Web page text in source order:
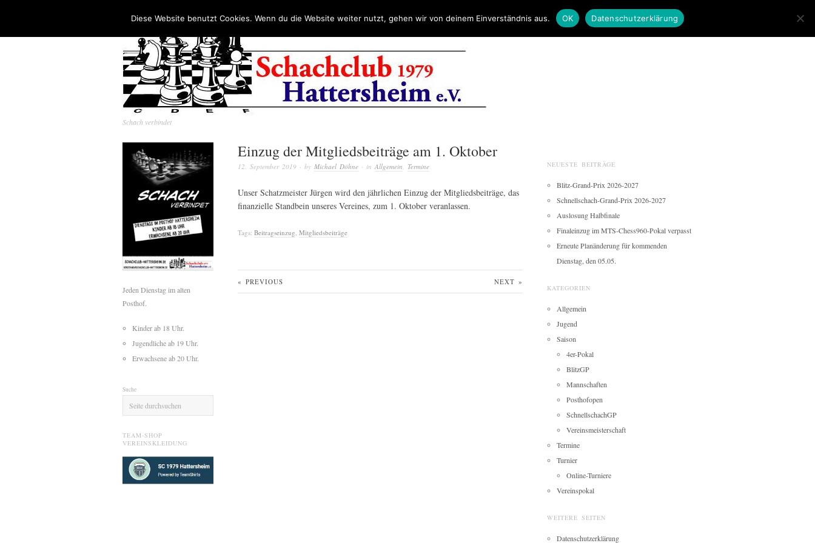
Schach verbindet
Einzug der Mitgliedsbeiträge am 1. Oktober
12. September 2019 · by Michael Döhne · in Allgemein, Termine
Unser Schatzmeister Jürgen wird den jährlichen Einzug der Mitgliedsbeiträge, das
finanzielle Standbein unseres Vereines, zum 1. Oktober veranlassen.
Tags: Beitragseinzug, Mitgliedsbeiträge
« PREVIOUS NEXT »
Jeden Dienstag im alten
Posthof.
Kinder ab 18 Uhr.
Jugendliche ab 19 Uhr.
Erwachsene ab 20 Uhr.
Suche
TEAM-SHOP
VEREINSKLEIDUNG
NEUESTE BEITRÄGE
Blitz-Grand-Prix 2026-2027
Schnellschach-Grand-Prix 2026-2027
Auslosung Halbfinale
Finaleinzug im MTS-Chess960-Pokal verpasst
Erneute Planänderung für kommenden
Dienstag, den 05.05.
KATEGORIEN
Allgemein
Jugend
Saison
4er-Pokal
BlitzGP
Mannschaften
Posthofopen
SchnellschachGP
Vereinsmeisterschaft
Termine
Turnier
Online-Turniere
Vereinspokal
WEITERE SEITEN
Datenschutzerklärung
Diese Website benutzt Cookies. Wenn du die Website weiter nutzt, gehen wir von deinem Einverständnis aus. OK Datenschutzerklärung